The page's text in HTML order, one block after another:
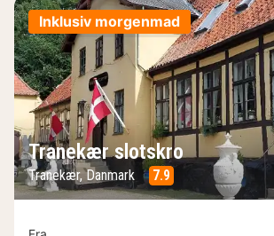
Inklusiv morgenmad
Tranekær slotskro
Tranekær, Danmark 7.9